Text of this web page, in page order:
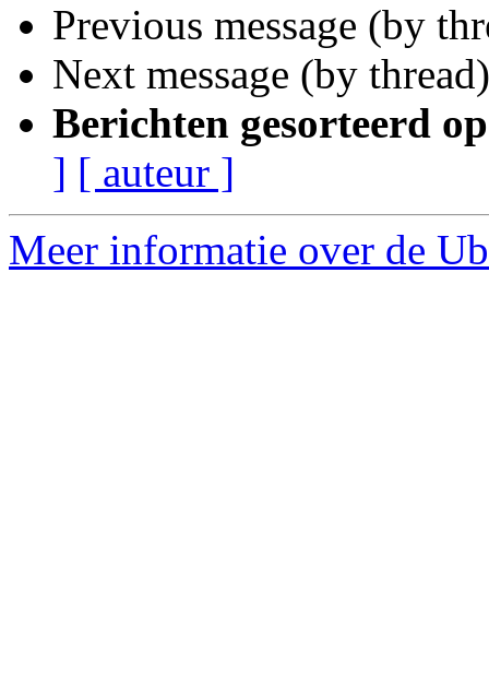
Previous message (by
Next message (by
Berichten gesorteerd
] [ auteur ]
Meer informatie over de